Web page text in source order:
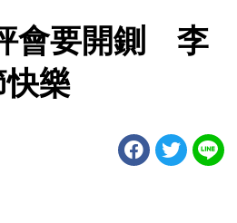
會要開鍘 李
快樂